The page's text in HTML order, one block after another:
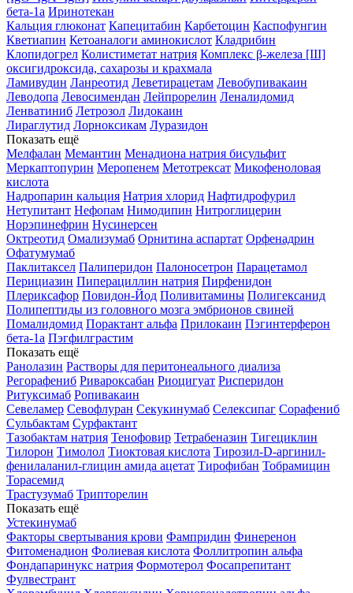
бета-1a Иринотекан
Кальция глюконат Капецитабин Карбетоцин Каспофунгин
Кветиапин Кетоаналоги аминокислот Кладрибин
Клопидогрел Колистиметат натрия Комплекс β-железа [III]
оксигидроксида, сахарозы и крахмала
Ламивудин Ланреотид Леветирацетам Левобупивакаин
Леводопа Левосимендан Лейпрорелин Леналидомид
Ленватиниб Летрозол Лидокаин
Лираглутид Лорноксикам Луразидон
Показать ещё
Мелфалан Мемантин Менадиона натрия бисульфит
Меркаптопурин Меропенем Метотрексат Микофеноловая
кислота
Надропарин кальция Натрия хлорид Нафтидрофурил
Нетупитант Нефопам Нимодипин Нитроглицерин
Норэпинефрин Нусинерсен
Октреотид Омализумаб Орнитина аспартат Орфенадрин
Офатумумаб
Паклитаксел Палиперидон Палоносетрон Парацетамол
Перициазин Пиперациллин натрия Пирфенидон
Плериксафор Повидон-Йод Поливитамины Полигексанид
Полипептиды из головного мозга эмбрионов свиней
Помалидомид Порактант альфа Прилокаин Пэгинтерферон
бета-1a Пэгфилграстим
Показать ещё
Ранолазин Растворы для перитонеального диализа
Регорафениб Ривароксабан Риоцигуат Рисперидон
Ритуксимаб Ропивакаин
Севеламер Севофлуран Секукинумаб Селексипаг Сорафениб
Сульбактам Сурфактант
Тазобактам натрия Тенофовир Тетрабеназин Тигециклин
Тилорон Тимолол Тиоктовая кислота Тирозил-D-аргинил-
фенилаланил-глицин амида ацетат Тирофибан Тобрамицин
Торасемид
Трастузумаб Трипторелин
Показать ещё
Устекинумаб
Факторы свертывания крови Фампридин Финеренон
Фитоменадион Фолиевая кислота Фоллитропин альфа
Фондапаринукс натрия Формотерол Фосапрепитант
Фулвестрант